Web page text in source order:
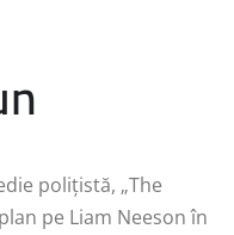
polițistă, „The
pe Liam Neeson în